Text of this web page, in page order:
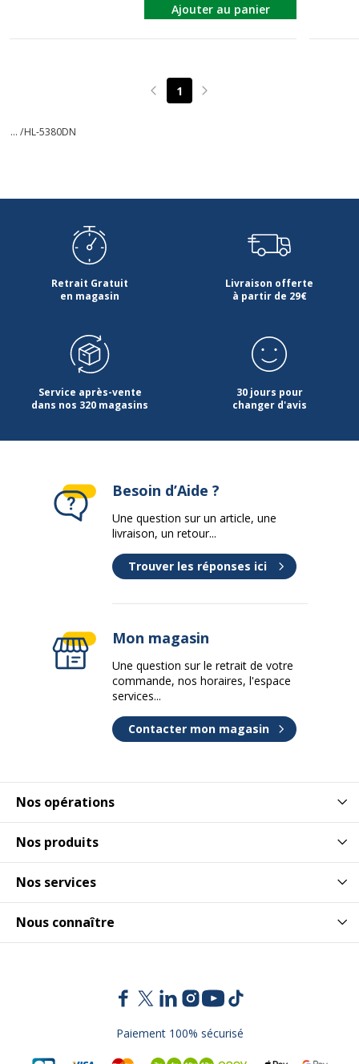
Ajouter au panier
Page précédente
1 Page suivante
... /HL-5380DN
Retrait Gratuit
en magasin
Livraison offerte
à partir de 29€
Service après-vente
dans nos 320 magasins
30 jours pour
changer d'avis
Nos opérations
Nos produits
Nos services
Nous connaître
Besoin d’Aide ?
Une question sur un article, une
livraison, un retour...
Trouver les réponses ici
Mon magasin
Une question sur le retrait de votre
commande, nos horaires, l'espace
services...
Contacter mon magasin
Paiement 100% sécurisé